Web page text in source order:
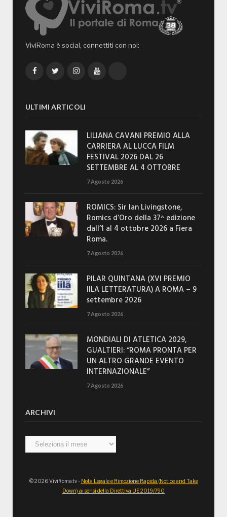
ViviRoma è social, connettiti con noi:
FacebookTwitterInstagramYouTube
ULTIMI ARTICOLI
LILIANA CAVANI PREMIO ALLA
CARRIERA AL LUCCA FILM
FESTIVAL 2026 DAL 26
SETTEMBRE AL 4 OTTOBRE
7 Agosto 2026
ROMICS: Sir Ian Livingstone,
Romics d’Oro della 37^ edizione
dall’1 al 4 ottobre 2026 a Fiera
Roma.
7 Agosto 2026
PILAR QUINTANA (XVI PREMIO
IILA LETTERATURA) A ROMA – 9
settembre 2026
7 Agosto 2026
MONDIALI DI ATLETICA 2029,
GUALTIERI: “ROMA PRONTA PER
UN ALTRO GRANDE EVENTO
INTERNAZIONALE”
7 Agosto 2026
ARCHIVI
Archivi
© 2026 ViviRoma.tv - Nota Legale e Rimozione Rapida (Notice and Take
Down) ai sensi della Direttiva UE 2019/790